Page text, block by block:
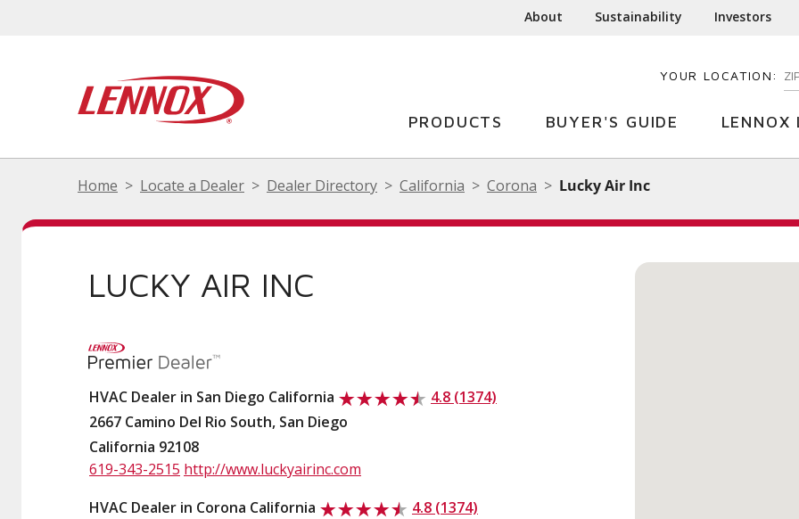
About Sustainability Investors
YOUR LOCATION:
PRODUCTS BUYER'S GUIDE LENNOX
Home Locate a Dealer Dealer Directory California Corona Lucky Air Inc
LUCKY AIR INC
HVAC Dealer in San Diego California
4.8 (1374)
2667 Camino Del Rio South, San Diego
California 92108
619-343-2515 http://www.luckyairinc.com
HVAC Dealer in Corona California
4.8 (1374)